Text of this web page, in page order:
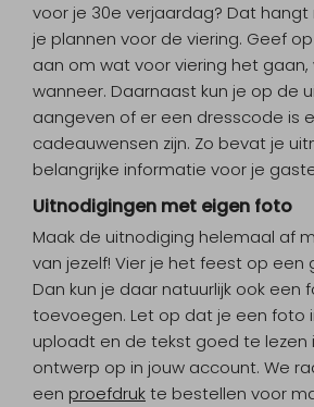
voor je 30e verjaardag? Dat hangt
je plannen voor de viering. Geef
aan om wat voor viering het gaan,
wanneer. Daarnaast kun je op de
aangeven of er een dresscode is
cadeauwensen zijn. Zo bevat je
belangrijke informatie voor je
Uitnodigingen met eigen foto
Maak de uitnodiging helemaal af
van jezelf! Vier je het feest op een
Dan kun je daar natuurlijk ook een
toevoegen. Let op dat je een foto
uploadt en de tekst goed te lezen
ontwerp op in jouw account. We
een proefdrukte bestellen voor